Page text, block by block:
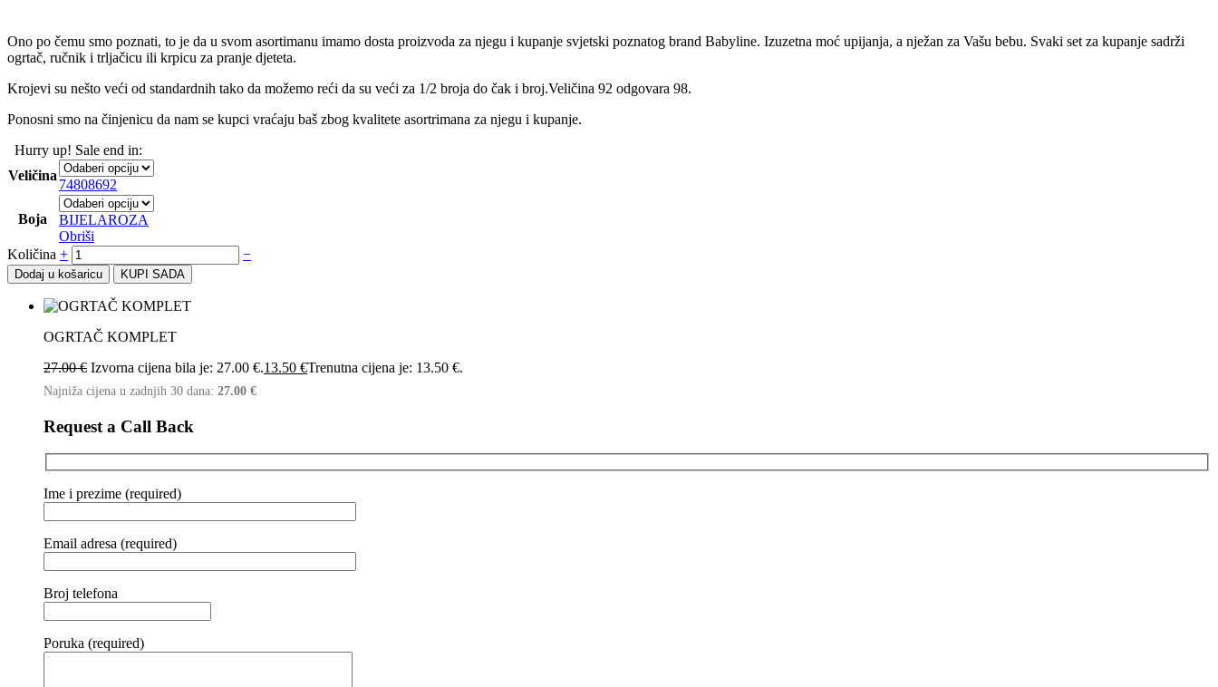
Ono po čemu smo poznati, to je da u svom asortimanu imamo dosta proizvoda za njegu i kupanje svjetski poznatog brand Babyline. Izuzetna moć upijanja, a nježan za Vašu bebu. Svaki set za kupanje sadrži
ogrtač, ručnik i trljačicu ili krpicu za pranje djeteta.
Krojevi su nešto veći od standardnih tako da možemo reći da su veći za 1/2 broja do čak i broj.Veličina 92 odgovara 98.
Ponosni smo na činjenicu da nam se kupci vraćaju baš zbog kvalitete asortrimana za njegu i kupanje.
Hurry up! Sale end in:
Veličina
74808692
Boja BIJELAROZA
Obriši
Količina + −
Dodaj u košaricu KUPI SADA
OGRTAČ KOMPLET
27.00€ Izvorna cijena bila je: 27.00 €.13.50 €Trenutna cijena je: 13.50 €.
Najniža cijena u zadnjih 30 dana: 27.00 €
Request a Call Back
Ime i prezime (required)
Email adresa (required)
Broj telefona
Poruka (required)